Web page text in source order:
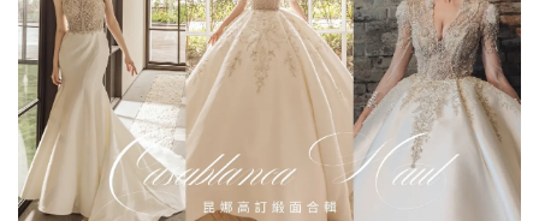
綠或海軍藍等飽和色系禮服；古堡前白紗可搭配長頭紗，營
造古典唯美感。❄️ 冬日暖陽：古典莊重與時尚都會冬日陽光
溫暖不刺眼，最適合拍攝有氣質、莊重或時尚氛圍的場景。
景點推薦季節特色適合風格與禮服搭配台中孔廟/霧峰林家花
園冬日暖陽，古蹟莊重中式、古典、莊嚴。七期街道/國家歌
劇院現代感、時尚氣場時尚、都會、歐風氣勢。泰安車站日
式木造車站，懷舊氛圍日系、清新、懷舊復古。👗 禮服建
DOVITA－雪之華·土耳其分層夢幻白紗蓬裙（大場地／豪華
進場首選 ）亮點與細節：多層次硬紗與鬆褶網紗交疊，形成
奢華蓬度與俐落輪廓；走動時裙擺呈現連綿的層次波紋，像
雪地上柔和的軌跡。腰身以手工雕花與細緻縴帶收腰，視覺
拉長下半身，打造皇室般的進場氣勢。特選微閃紗面料，在
燈光下產生柔和星塵效果，不需大量珠寶也能自然發光。適
合場景與攝影建議：教堂進場、宮殿式外景、冬日大階梯；